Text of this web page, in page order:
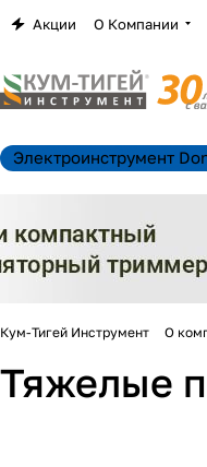
Акции О Компании
Электроинструмент
Кум-Тигей Инструмент О
Тяжелые